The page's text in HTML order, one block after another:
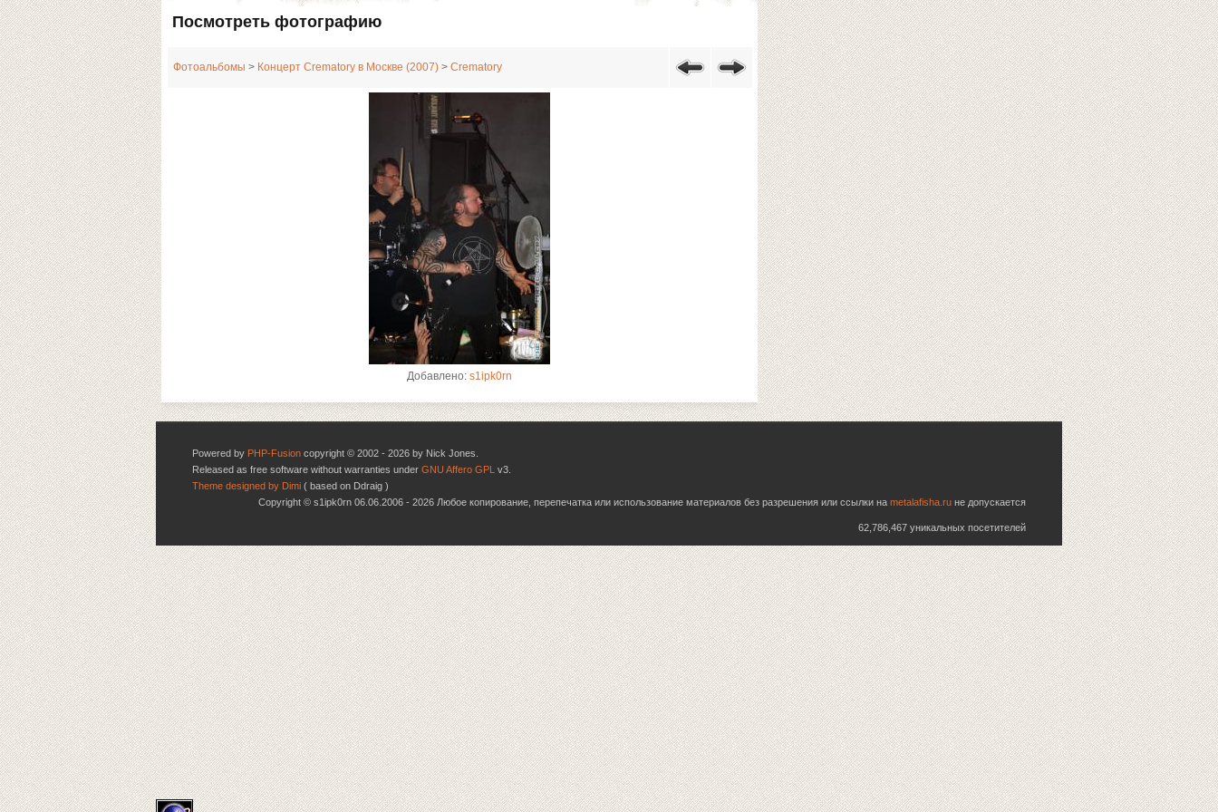
Посмотреть фотографию
Фотоальбомы > Концерт Crematory в Москве (2007) > Crematory
Добавлено: s1ipk0rn
Powered by PHP-Fusion copyright © 2002 - 2026 by Nick Jones.
Released as free software without warranties under GNU Affero GPL v3.
Theme designed by Dimi ( based on Ddraig )
Copyright © s1ipk0rn 06.06.2006 - 2026 Любое копирование, перепечатка или использование материалов без разрешения или ссылки на metalafisha.ru не допускается
62,786,467 уникальных посетителей